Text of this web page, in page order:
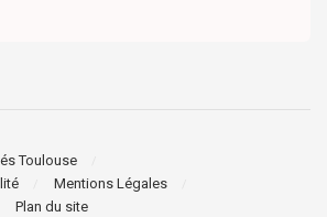
Toulouse
Mentions Légales
Plan du site